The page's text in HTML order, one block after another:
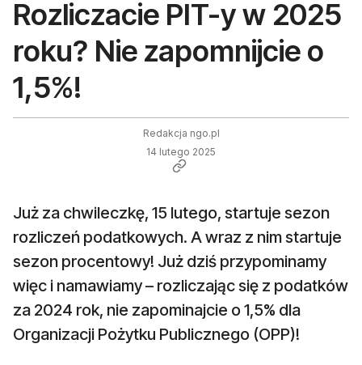
Rozliczacie PIT-y w 2025
roku? Nie zapomnijcie o
1,5%!
Redakcja ngo.pl
14 lutego 2025
Już za chwileczkę, 15 lutego, startuje sezon
rozliczeń podatkowych. A wraz z nim startuje
sezon procentowy! Już dziś przypominamy
więc i namawiamy – rozliczając się z podatków
za 2024 rok, nie zapominajcie o 1,5% dla
Organizacji Pożytku Publicznego (OPP)!